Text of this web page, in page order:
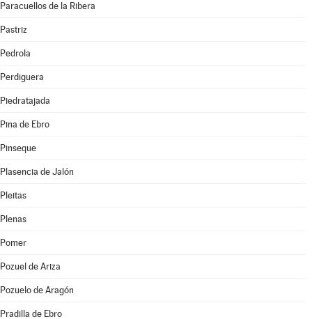
Paracuellos de la Ribera
Pastriz
Pedrola
Perdiguera
Piedratajada
Pina de Ebro
Pinseque
Plasencia de Jalón
Pleitas
Plenas
Pomer
Pozuel de Ariza
Pozuelo de Aragón
Pradilla de Ebro